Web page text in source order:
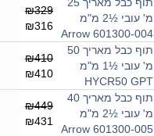
מ' עובי ½2 מ"מ
601300-004 Arrow
₪329
תוף כבל מאריך 50
מ' עובי ½1 מ"מ
HYCR50 GPT
₪410
תוף כבל מאריך 40
מ' עובי ½2 מ"מ
601300-005 Arrow
₪449